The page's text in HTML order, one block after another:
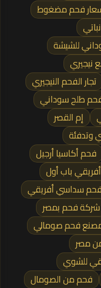
فحم مضغوط
للشيشة
نيجيري
تجار الفحم النيجيري
فحم طلح سوداني
إم القصر
وتدفئة
فحم أكاسيا أرجيل
باب أول
فحم سداسي أفريقي
شركة فحم بمصر
فحم صومالي
مصر
للشوي
فحم من الصومال